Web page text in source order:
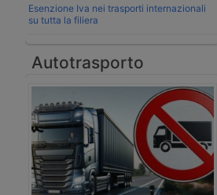
Esenzione Iva nei trasporti internazionali
su tutta la filiera
Autotrasporto